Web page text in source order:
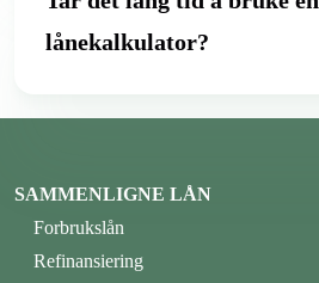
lånekalkulator?
SAMMENLIGNE LÅN
Forbrukslån
Refinansiering